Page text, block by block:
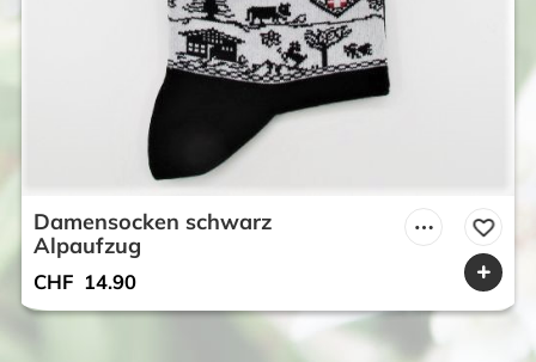
Damensocken schwarz
Alpaufzug
CHF 14.90